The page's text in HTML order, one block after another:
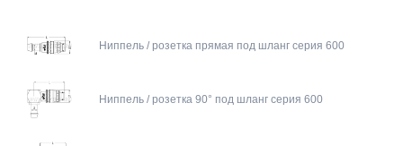
Ниппель / розетка прямая под шланг серия 600
Ниппель / розетка 90° под шланг серия 600